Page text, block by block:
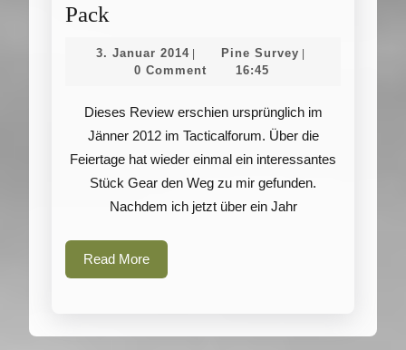
Pack
Gear
Overlord
Pack
3. Januar 20143.
Januar
Pine Survey Pine
0 Comment 16:45
Dieses Review erschien ursprünglich im
Jänner 2012 im Tacticalforum. Über die
Feiertage hat wieder einmal ein interessantes
Stück Gear den Weg zu mir gefunden.
Nachdem ich jetzt über ein Jahr
Read MoreRead
More